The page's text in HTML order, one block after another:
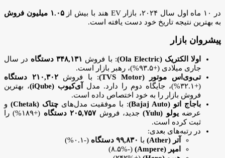
در ۱۰ ماه اول سال ۲۰۲۴، بازار EV هند با بیش از
۱.۰۵ میلیون فروش
به بهترین نتیجه تاریخ خود دست یافته است.
پیشروان بازار
اولا الکتریک (Ola Electric) : با فروش ۳۴۸,۱۳۱ دستگاه
در سال
جاری میلادی (+۹۳.۵%)، رهبر بازار است.
تی‌وی‌اس موتور (TVS Motor)
: با فروش۲۱۰,۳۰۲ دستگاه
(+۳۲.۱%)، جایگاه دوم را دارد. مدل
آی‌کیوب (iQube)
، بهترین
فروش بازار را به خود اختصاص داده است.
باجاج اتو (Bajaj Auto)
: با موفقیت مدل‌های چتاک (Chetak)
و
عرضهیولو (Yulu) جدید، فروش۲۰۵,۷۵۷ دستگاه
(+۱۸۹%) را
ثبت کرده است.
در رتبه‌های بعدی:
آتر (Ather)
با ۹۹,۸۳۰ دستگاه
(-۰.۱%)
امپر (Ampere)
(-۸.۵%)